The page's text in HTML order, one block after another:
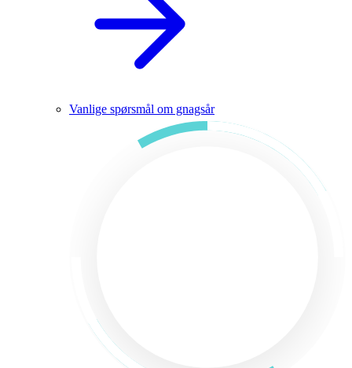
Vanlige spørsmål om gnagsår